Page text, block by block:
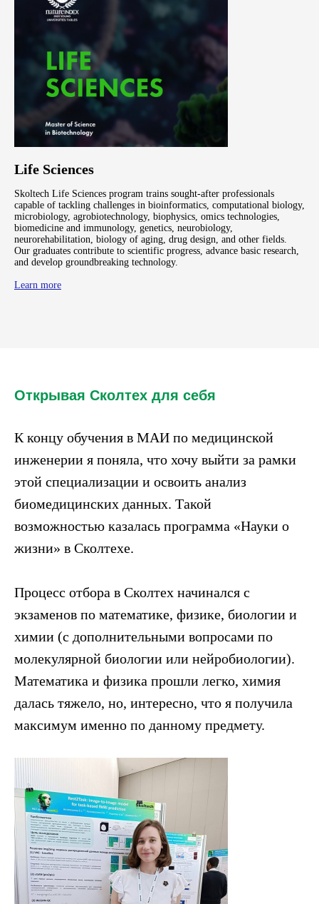
Life Sciences
Skoltech Life Sciences program trains sought-after professionals
capable of tackling challenges in bioinformatics, computational biology,
microbiology, agrobiotechnology, biophysics, omics technologies,
biomedicine and immunology, genetics, neurobiology,
neurorehabilitation, biology of aging, drug design, and other fields.
Our graduates contribute to scientific progress, advance basic research,
and develop groundbreaking technology.
Learn more
Открывая Сколтех для себя
К концу обучения в МАИ по медицинской
инженерии я поняла, что хочу выйти за рамки
этой специализации и освоить анализ
биомедицинских данных. Такой
возможностью казалась программа «Науки о
жизни» в Сколтехе.
Процесс отбора в Сколтех начинался с
экзаменов по математике, физике, биологии и
химии (с дополнительными вопросами по
молекулярной биологии или нейробиологии).
Математика и физика прошли легко, химия
далась тяжело, но, интересно, что я получила
максимум именно по данному предмету.